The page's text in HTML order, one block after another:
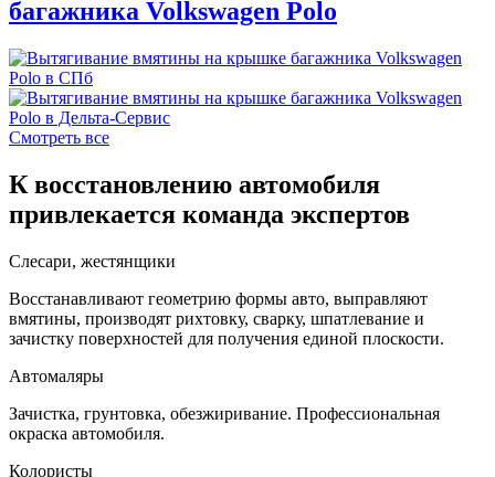
багажника Volkswagen Polo
Смотреть все
К восстановлению автомобиля
привлекается команда экспертов
Слесари, жестянщики
Восстанавливают геометрию формы авто, выправляют
вмятины, производят рихтовку, сварку, шпатлевание и
зачистку поверхностей для получения единой плоскости.
Автомаляры
Зачистка, грунтовка, обезжиривание. Профессиональная
окраска автомобиля.
Колористы